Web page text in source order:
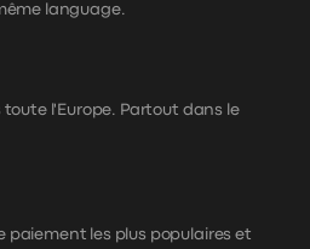
language.
toute l'Europe. Partout dans le
paiement les plus populaires et